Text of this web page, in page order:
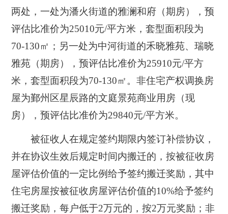
两处，一处为潘火街道的雅澜和府（期房），预
评估比准价为25010元/平方米，套型面积段为
70-130㎡；另一处为中河街道的禾晓雅苑、瑞晓
雅苑（期房），预评估比准价为25910元/平方
米，套型面积段为70-130㎡。非住宅产权调换房
屋为鄞州区星辰路的文庭景苑商业用房（现
房），预评估比准价为29840元/平方米。
被征收人在规定签约期限内签订补偿协议，
并在协议生效后规定时间内搬迁的，按被征收房
屋评估价值的一定比例给予签约搬迁奖励，其中
住宅房屋按被征收房屋评估价值的10%给予签约
搬迁奖励，每户低于2万元的，按2万元奖励；非